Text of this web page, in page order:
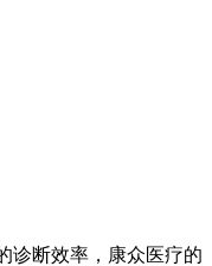
断效率，康众医疗的